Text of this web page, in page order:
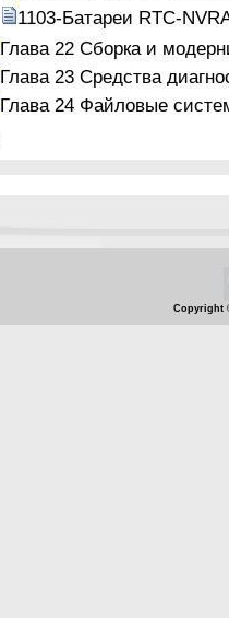
1103-Батареи RTC-
Глава 22 Сборка и
Глава 23 Средства
Глава 24 Файловые
Copyright